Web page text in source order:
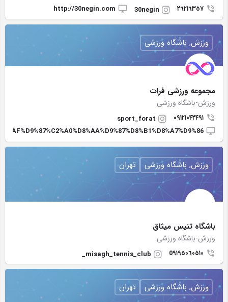
٢٦٢١٦٣٥٧ 30negin
http://30negin.com
مجموعه ورزشی فرات
ورزش-باشگاه ورزشی
۰۹۱۲۱۰۴۲۴۹۱
sport_forat
ورزش, باشگاه ورزشی
باشگاه تنيس ميثاق
ورزش-باشگاه ورزشی
0٩١٩٥٠٦٠٥١٠ misagh_tennis_club_
ورزش, باشگاه ورزشی تهران
ورزش, باشگاه ورزشی تهران